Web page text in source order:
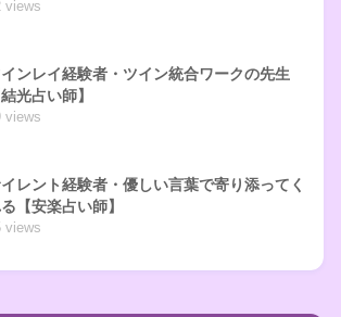
views
ンレイ経験者・ツイン統合ワークの先生
結光占い師】
views
レント経験者・優しい言葉で寄り添ってく
【安楽占い師】
views